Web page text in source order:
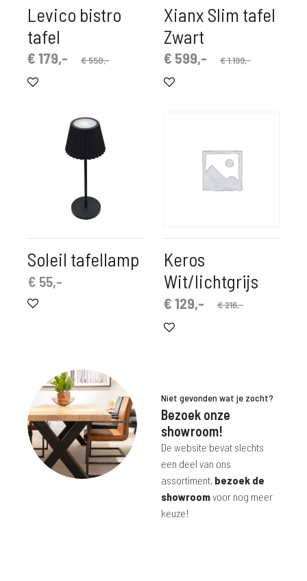
Levico bistro
tafel
€550,-
€179,-
prijs
Xianx Slim tafel
Zwart
€1.199,-
Oorspronkelijke
€ 599,-
Huidige
prijs
Soleil tafellamp
€ 55,-
Keros
Wit/lichtgrijs
€216,-
Oorspronkelijke
€129,-
Huidige
prijs
Niet gevonden wat je zocht?
Bezoek onze
showroom!
De website bevat slechts
een deel van ons
assortiment, bezoek de
showroomvoor nog meer
keuze!